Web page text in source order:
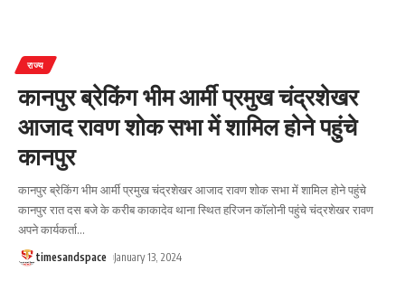
राज्य
कानपुर ब्रेकिंग भीम आर्मी प्रमुख चंद्रशेखर
आजाद रावण शोक सभा में शामिल होने पहुंचे
कानपुर
कानपुर ब्रेकिंग भीम आर्मी प्रमुख चंद्रशेखर आजाद रावण शोक सभा में शामिल होने पहुंचे
कानपुर रात दस बजे के करीब काकादेव थाना स्थित हरिजन कॉलोनी पहुंचे चंद्रशेखर रावण
अपने कार्यकर्ता…
timesandspace January 13, 2024